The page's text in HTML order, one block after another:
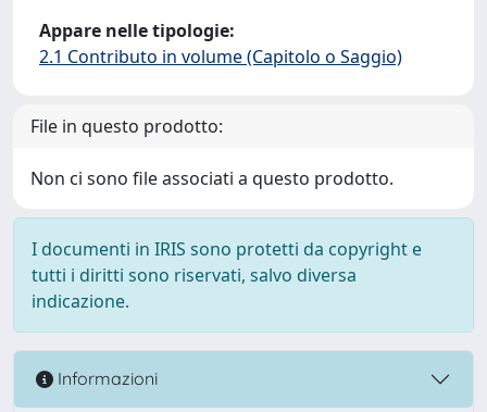
Appare nelle tipologie:
2.1 Contributo in volume (Capitolo o Saggio)
File in questo prodotto:
Non ci sono file associati a questo prodotto.
I documenti in IRIS sono protetti da copyright e
tutti i diritti sono riservati, salvo diversa
indicazione.
Informazioni